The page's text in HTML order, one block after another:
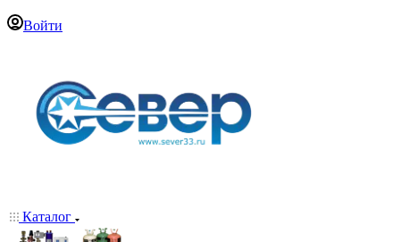
Войти
Каталог